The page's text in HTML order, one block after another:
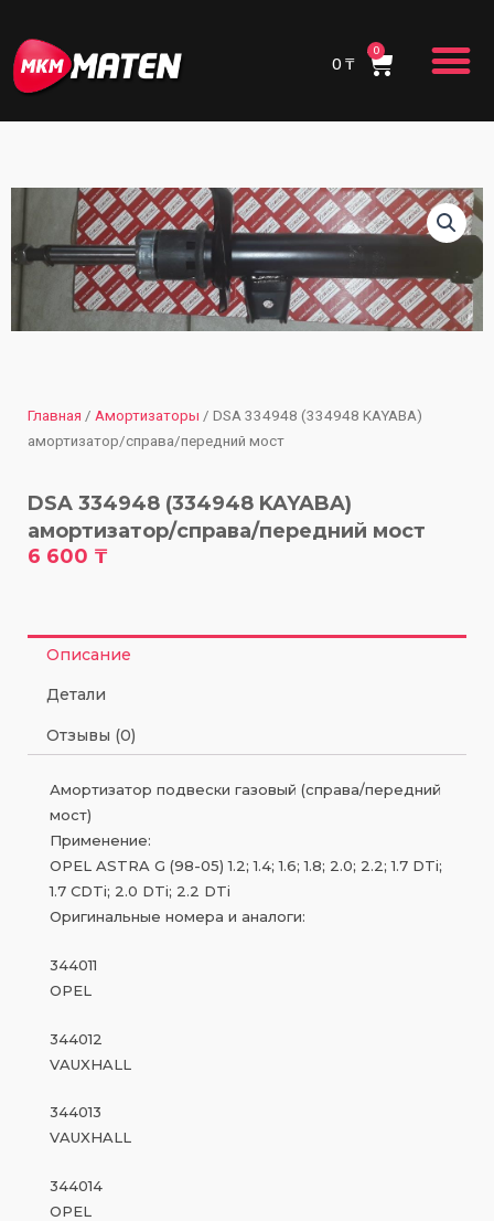
содержимому
0 ₸
0 Cart
Главная / Амортизаторы / DSA 334948 (334948 KAYABA)
амортизатор/справа/передний мост
DSA 334948 (334948 KAYABA)
амортизатор/справа/передний мост
6 600 ₸
Описание
Детали
Отзывы (0)
Амортизатор подвески газовый (справа/передний
мост)
Применение:
OPEL ASTRA G (98-05) 1.2; 1.4; 1.6; 1.8; 2.0; 2.2; 1.7 DTi;
1.7 CDTi; 2.0 DTi; 2.2 DTi
Оригинальные номера и аналоги:
344011
OPEL
344012
VAUXHALL
344013
VAUXHALL
344014
OPEL